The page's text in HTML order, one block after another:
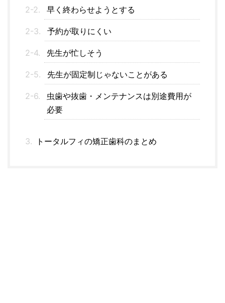
早く終わらせようとする
予約が取りにくい
先生が忙しそう
先生が固定制じゃないことがある
虫歯や抜歯・メンテナンスは別途費用が
必要
トータルフィの矯正歯科のまとめ